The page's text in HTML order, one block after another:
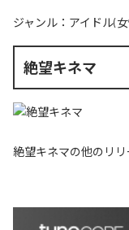
ジャンル： アイドル(
絶望キネマ
絶望キネマの他のリリ